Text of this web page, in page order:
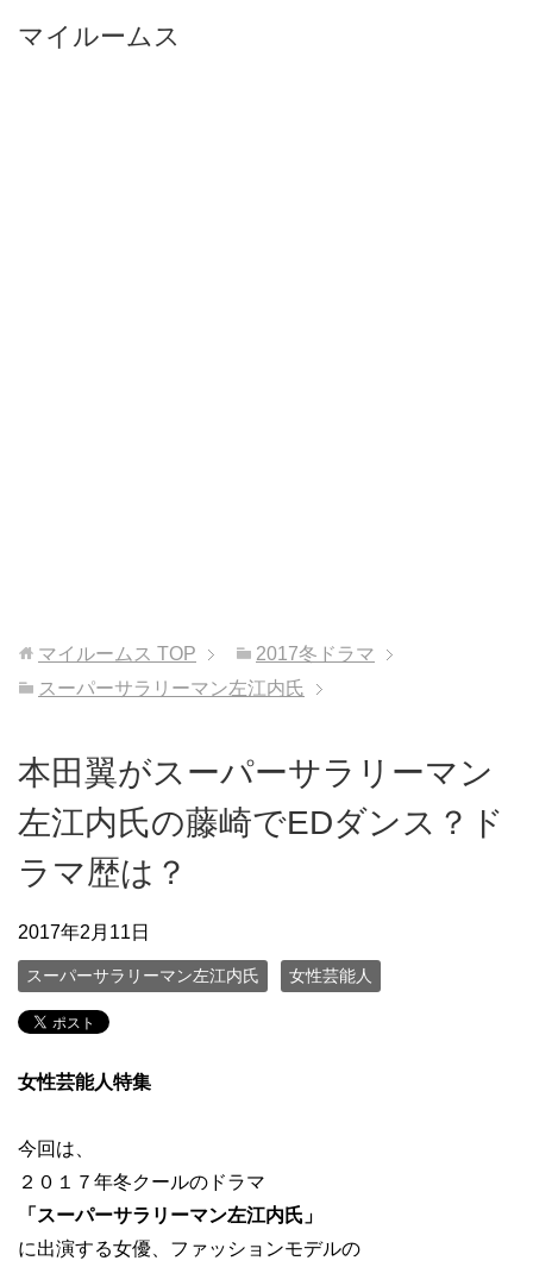
マイルームス
マイルームス TOP
2017冬ドラマ
スーパーサラリーマン左江内氏
本田翼がスーパーサラリーマン
左江内氏の藤崎でEDダンス？ド
ラマ歴は？
2017年2月11日
スーパーサラリーマン左江内氏 女性芸能人
女性芸能人特集
今回は、
２０１７年冬クールのドラマ
「スーパーサラリーマン左江内氏」
に出演する女優、ファッションモデルの